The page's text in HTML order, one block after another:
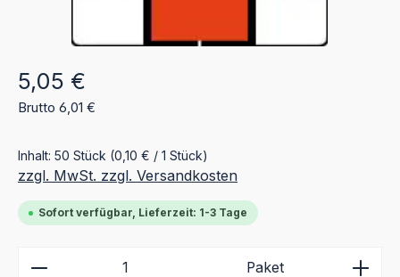
Regulärer Preis:
5,05 €
Brutto 6,01 €
Inhalt: 50 Stück (0,10 € / 1 Stück)
zzgl. MwSt. zzgl. Versandkosten
Sofort verfügbar, Lieferzeit: 1-3 Tage
Produkt Anzahl: Gib den gewünschten Wert ein
Paket